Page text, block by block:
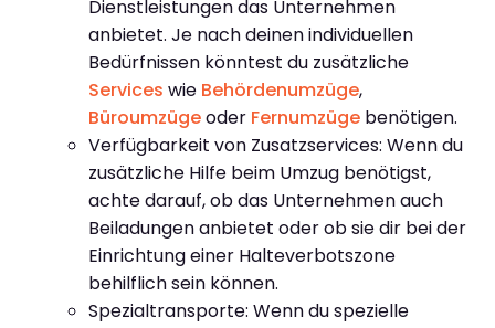
Dienstleistungen das Unternehmen
anbietet. Je nach deinen individuellen
Bedürfnissen könntest du zusätzliche
Services wie Behördenumzüge,
Büroumzügeoder Fernumzüge benötigen.
Verfügbarkeit von Zusatzservices: Wenn du
zusätzliche Hilfe beim Umzug benötigst,
achte darauf, ob das Unternehmen auch
Beiladungen anbietet oder ob sie dir bei der
Einrichtung einer Halteverbotszone
behilflich sein können.
Spezialtransporte: Wenn du spezielle